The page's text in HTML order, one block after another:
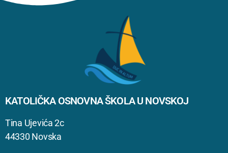
KATOLIČKA OSNOVNA ŠKOLA U NOVSKOJ
Tina Ujevića 2c
44330 Novska